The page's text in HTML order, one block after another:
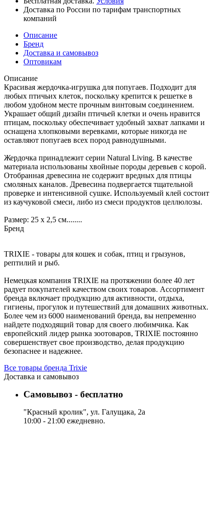
Доставка по России по тарифам транспортных
компаний
Описание
Бренд
Доставка и самовывоз
Оптовикам
Описание
Красивая жердочка-игрушка для попугаев. Подходит для
любых птичьих клеток, поскольку крепится к решетке в
любом удобном месте прочным винтовым соединением.
Украшает общий дизайн птичьей клетки и очень нравится
птицам, поскольку обеспечивает удобный захват лапками и
оснащена хлопковыми веревками, которые никогда не
оставляют попугаев всех пород равнодушными.
Жердочка принадлежит серии Natural Living. В качестве
материала использованы хвойные породы деревьев с корой.
Отобранная древесина не содержит вредных для птицы
смоляных каналов. Древесина подвергается тщательной
проверке и интенсивной сушке. Используемый клей состоит
из каучуковой смеси, либо из смеси продуктов целлюлозы.
Размер: 25 х 2,5 см........
Бренд
TRIXIE - товары для кошек и собак, птиц и грызунов,
рептилий и рыб.
Немецкая компания TRIXIE на протяжении более 40 лет
радует покупателей качеством своих товаров. Ассортимент
бренда включает продукцию для активности, отдыха,
гигиены, прогулок и путешествий для домашних животных.
Более чем из 6000 наименований бренда, вы непременно
найдете подходящий товар для своего любимчика. Как
европейский лидер рынка зоотоваров, TRIXIE постоянно
совершенствует свое производство, делая продукцию
безопаснее и надежнее.
Все товары бренда Trixie
Доставка и самовывоз
Самовывоз - бесплатно
"Красный кролик", ул. Галущака, 2а
10:00 - 21:00 ежедневно.